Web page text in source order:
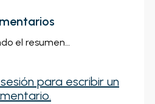
el resumen…
para escribir un